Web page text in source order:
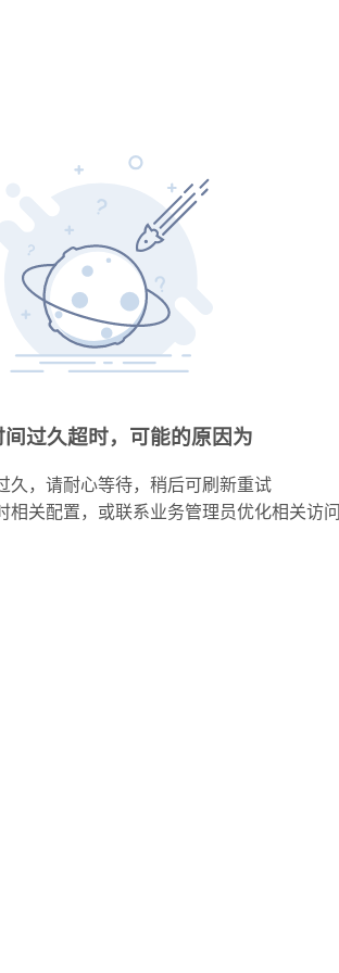
过久超时，可能的原因为
久，请耐心等待，稍后可刷新重试
相关配置，或联系业务管理员优化相关访问